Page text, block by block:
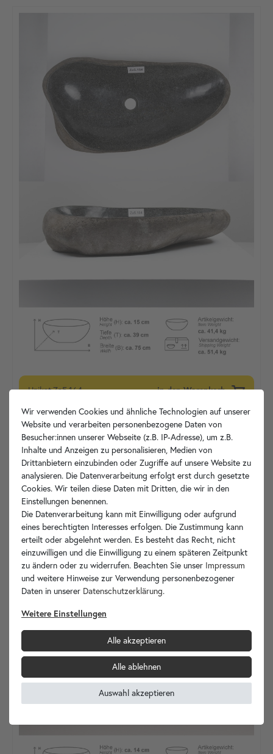
UnikatZa5.164 in den Warenkorb
Wir verwenden Cookies und ähnliche Technologien auf unserer
Website und verarbeiten personenbezogene Daten von
Besucher:innen unserer Webseite (z.B. IP-Adresse), um z.B.
Inhalte und Anzeigen zu personalisieren, Medien von
Drittanbietern einzubinden oder Zugriffe auf unsere Website zu
analysieren. Die Datenverarbeitung erfolgt erst durch gesetzte
Cookies. Wir teilen diese Daten mit Dritten, die wir in den
Einstellungen benennen.
Die Datenverarbeitung kann mit Einwilligung oder aufgrund
eines berechtigten Interesses erfolgen. Die Zustimmung kann
erteilt oder abgelehnt werden. Es besteht das Recht, nicht
einzuwilligen und die Einwilligung zu einem späteren Zeitpunkt
zu ändern oder zu widerrufen. Beachten Sie unser Impressum
und weitere Hinweise zur Verwendung personenbezogener
Daten in unserer Daten­schutz­erklärung.
Weitere Einstellungen
Alle akzeptieren
Alle ablehnen
Auswahl akzeptieren